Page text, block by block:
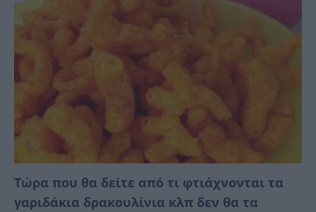
Τώρα που θα δείτε από τι φτιάχνονται τα
γαριδάκια δρακουλίνια κλπ δεν θα τα